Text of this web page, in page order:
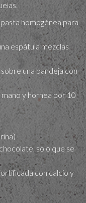
homogénea para
espátula mezclas
una bandeja con
y hornea por 10
solo que se
con calcio y